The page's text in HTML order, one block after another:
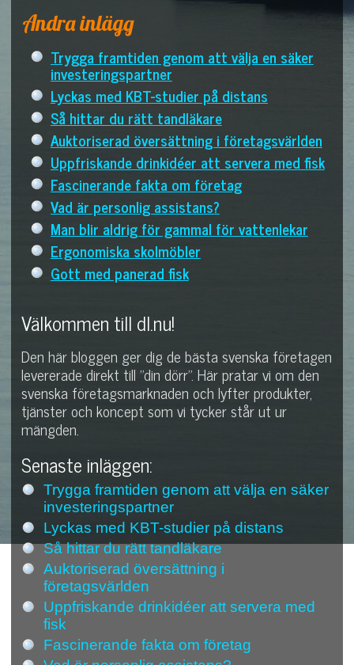
Andra inlägg
Trygga framtiden genom att välja en säker
investeringspartner
Lyckas med KBT-studier på distans
Så hittar du rätt tandläkare
Auktoriserad översättning i företagsvärlden
Uppfriskande drinkidéer att servera med fisk
Fascinerande fakta om företag
Vad är personlig assistans?
Man blir aldrig för gammal för vattenlekar
Ergonomiska skolmöbler
Gott med panerad fisk
Välkommen till dl.nu!
Den här bloggen ger dig de bästa svenska företagen
levererade direkt till "din dörr". Här pratar vi om den
svenska företagsmarknaden och lyfter produkter,
tjänster och koncept som vi tycker står ut ur
mängden.
Senaste inläggen:
Trygga framtiden genom att välja en säker
investeringspartner
Lyckas med KBT-studier på distans
Så hittar du rätt tandläkare
Auktoriserad översättning i
företagsvärlden
Uppfriskande drinkidéer att servera med
fisk
Fascinerande fakta om företag